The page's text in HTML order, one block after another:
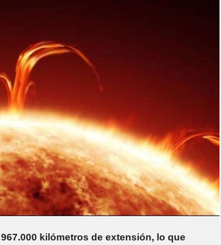
967.000 kilómetros de extensión, lo que